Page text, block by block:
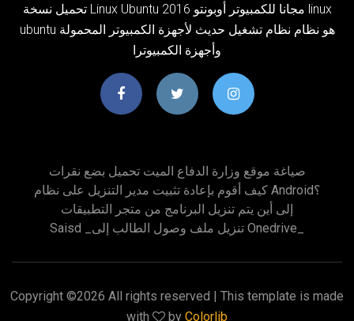
تحميل نسخة Linux Ubuntu 2016 مجانا للكمبيوتر أوبونتو linux
ubuntu هو نظام نظام تشغيل حديث لأجهزة الكمبيوتر المحمولة
وأجهزة الكمبيوترا
صياغة موقع وزارة الدفاع الميت تحميل بضع نقرات
كيف أقوم بإعادة تثبيت مدير التنزيل على نظام Android؟
إلى أين يتم تنزيل البرنامج من متجر التطبيقات
Saisd _تنزيل ملف وصول الطالب إلى Onedrive_
Copyright ©2026 All rights reserved | This template is made
with
by Colorlib